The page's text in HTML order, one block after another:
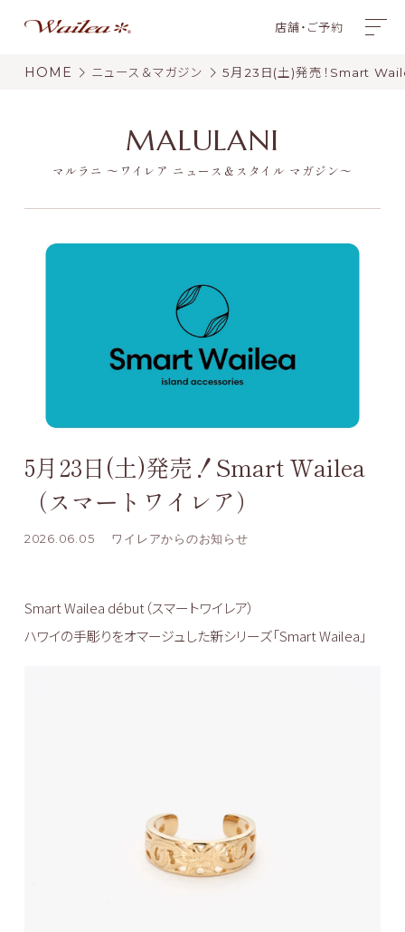
店舗・ご予約
HOME ニュース＆マガジン 5月23日(土)発売！Smart
MALULANI
マルラニ 〜ワイレア ニュース＆スタイル マガジン〜
5月23日(土)発売！Smart Wailea
（スマートワイレア）
2026.06.05 ワイレアからのお知らせ
Smart Wailea début（スマートワイレア）
ハワイの手彫りをオマージュした新シリーズ「Smart Wailea」